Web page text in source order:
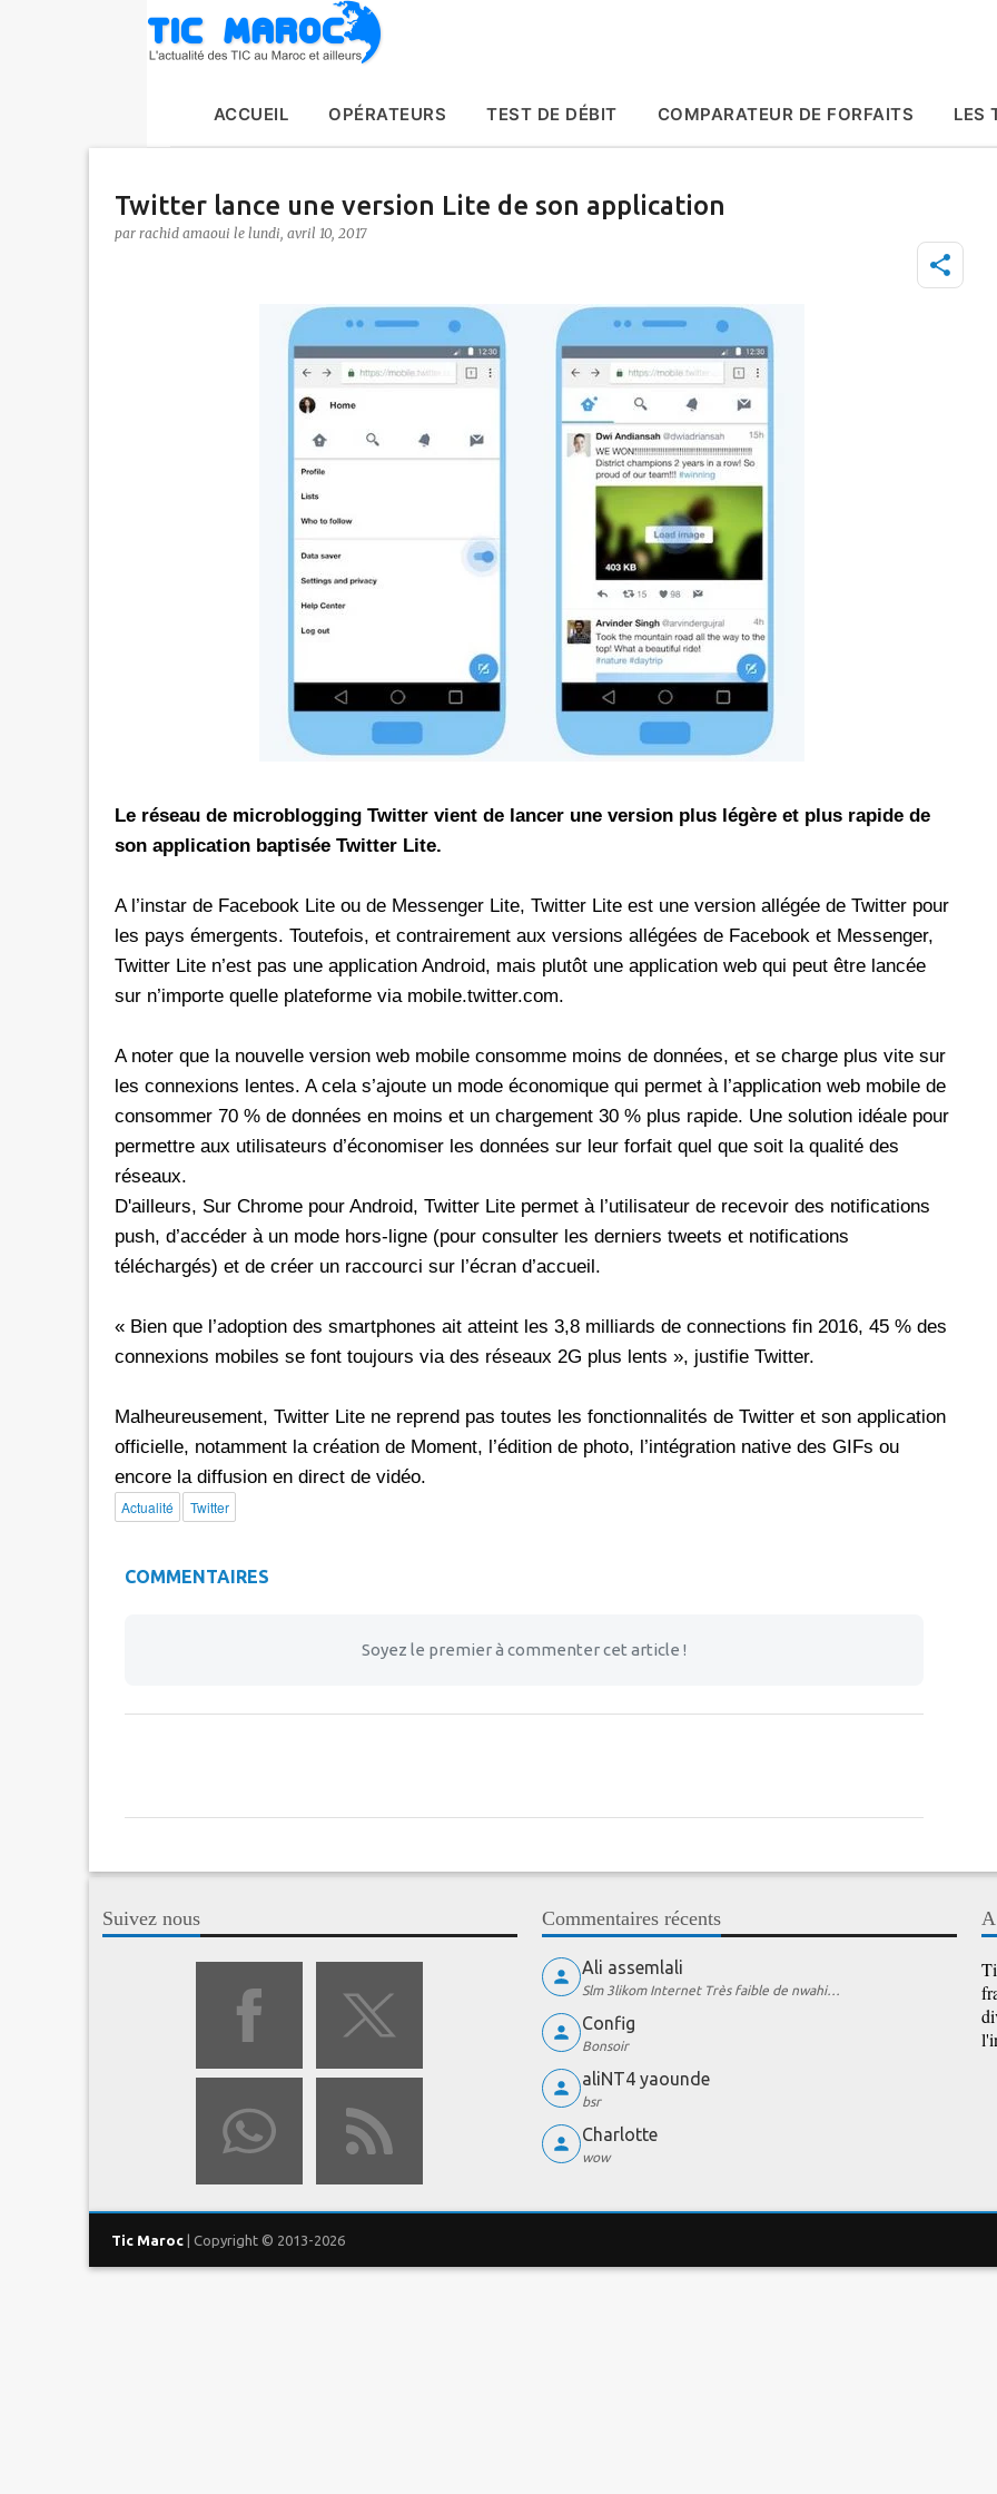
ACCUEIL OPÉRATEURS TEST DE DÉBIT COMPARATEUR DE FORFAITS LES
Twitter lance une version Lite de son application
par rachid amaoui le lundi, avril 10, 2017
Le réseau de microblogging Twitter vient de lancer une version plus légère et plus rapide de
son application baptisée Twitter Lite.
A l’instar de Facebook Lite ou de Messenger Lite, Twitter Lite est une version allégée de Twitter pour
les pays émergents. Toutefois, et contrairement aux versions allégées de Facebook et Messenger,
Twitter Lite n’est pas une application Android, mais plutôt une application web qui peut être lancée
sur n’importe quelle plateforme via mobile.twitter.com.
A noter que la nouvelle version web mobile consomme moins de données, et se charge plus vite sur
les connexions lentes. A cela s’ajoute un mode économique qui permet à l’application web mobile de
consommer 70 % de données en moins et un chargement 30 % plus rapide. Une solution idéale pour
permettre aux utilisateurs d’économiser les données sur leur forfait quel que soit la qualité des
réseaux.
D'ailleurs, Sur Chrome pour Android, Twitter Lite permet à l’utilisateur de recevoir des notifications
push, d’accéder à un mode hors-ligne (pour consulter les derniers tweets et notifications
téléchargés) et de créer un raccourci sur l’écran d’accueil.
« Bien que l’adoption des smartphones ait atteint les 3,8 milliards de connections fin 2016, 45 % des
connexions mobiles se font toujours via des réseaux 2G plus lents », justifie Twitter.
Malheureusement, Twitter Lite ne reprend pas toutes les fonctionnalités de Twitter et son application
officielle, notamment la création de Moment, l’édition de photo, l’intégration native des GIFs ou
encore la diffusion en direct de vidéo.
Actualité Twitter
COMMENTAIRES
Soyez le premier à commenter cet article !
L'illimité vers les réseaux sociaux avec *6 chez
Orange Maroc
Une recharge de 30 Dh donne dorénavant un
accès illimité aux réseaux sociaux chez Orange.
Dans le cadre d'une offre promotionnelle qui
prendra fin le 24 mars 2026, les clients prépayés
d'Orange Maroc peuvent désormais bénéficier
de l'illimité vers WhatsApp, Facebook, Instagram
suivi de *6. Rappelons
Promotion inwi: L'illimité vers les réseaux sociaux
bénéficier ses clients prépayés d'un accès à
certains réseaux sociaux. A 5 Dh, le client aura
droit à 100 Mo valables vers WhatsApp,
Facebook, Twitter, Instagram et Snapchat voire
300 Mo pour le Pass de 10 Dh. Notons au
le Pass 30 Dh de inwi offre un
Suivez nous Commentaires récents
Ali assemlali
Slm 3likom Internet Très faible de nwahi…
Config
Bonsoir
aliNT4 yaounde
bsr
Charlotte
wow
Tic Maroc| Copyright © 2013-2026